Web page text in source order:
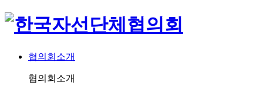
협의회소개
협의회소개